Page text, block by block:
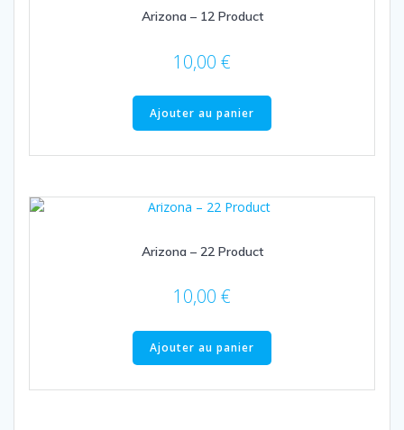
Arizona – 12 Product
10,00 €
Ajouter au panier
Arizona – 22 Product
10,00 €
Ajouter au panier